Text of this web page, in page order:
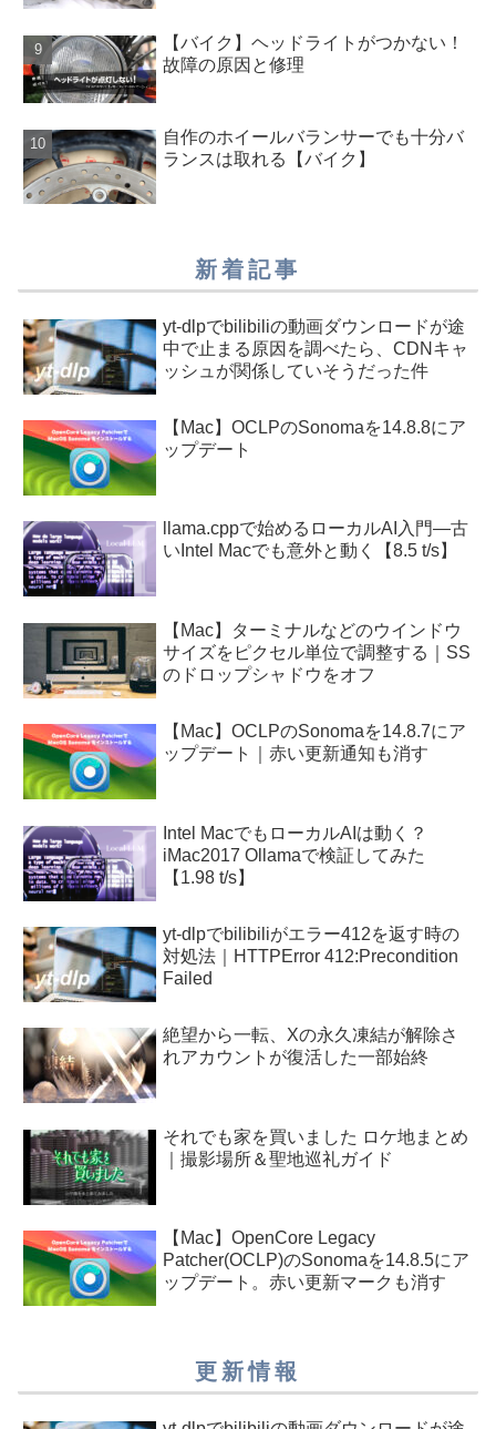
【バイク】ヘッドライトがつかない！
故障の原因と修理
自作のホイールバランサーでも十分バ
ランスは取れる【バイク】
新着記事
yt-dlpでbilibiliの動画ダウンロードが途
中で止まる原因を調べたら、CDNキャ
ッシュが関係していそうだった件
【Mac】OCLPのSonomaを14.8.8にア
ップデート
llama.cppで始めるローカルAI入門—古
いIntel Macでも意外と動く【8.5 t/s】
【Mac】ターミナルなどのウインドウ
サイズをピクセル単位で調整する｜SS
のドロップシャドウをオフ
【Mac】OCLPのSonomaを14.8.7にア
ップデート｜赤い更新通知も消す
Intel MacでもローカルAIは動く？
iMac2017 Ollamaで検証してみた
【1.98 t/s】
yt-dlpでbilibiliがエラー412を返す時の
対処法｜HTTPError 412:Precondition
Failed
絶望から一転、Xの永久凍結が解除さ
れアカウントが復活した一部始終
それでも家を買いました ロケ地まとめ
｜撮影場所＆聖地巡礼ガイド
【Mac】OpenCore Legacy
Patcher(OCLP)のSonomaを14.8.5にア
ップデート。赤い更新マークも消す
更新情報